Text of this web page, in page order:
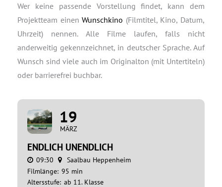
Wer keine passende Vorstellung findet, kann dem
Projektteam einenWunschkino (Filmtitel, Kino, Datum,
Uhrzeit) nennen. Alle Filme laufen, falls nicht
anderweitig gekennzeichnet, in deutscher Sprache. Auf
Wunsch sind viele auch im Originalton (mit Untertiteln)
oder barrierefrei buchbar.
19
MÄRZ
ENDLICH UNENDLICH
09:30
Saalbau Heppenheim
Filmlänge: 95 min
Altersstufe: ab 11. Klasse